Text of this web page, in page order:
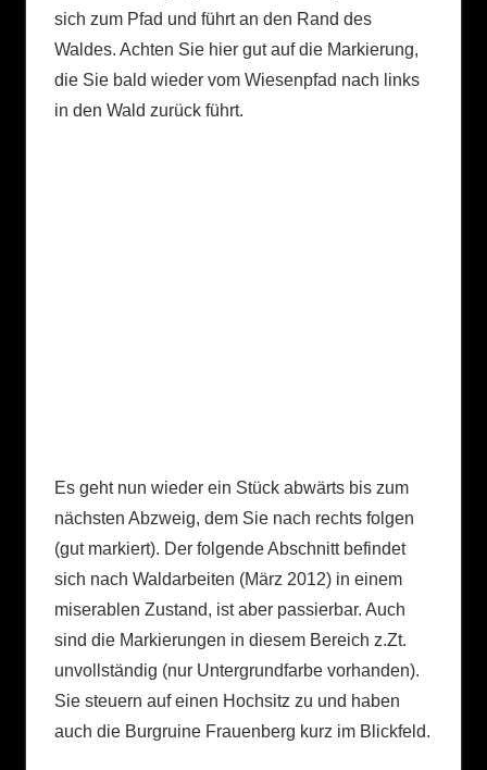
sich zum Pfad und führt an den Rand des
Waldes. Achten Sie hier gut auf die Markierung,
die Sie bald wieder vom Wiesenpfad nach links
in den Wald zurück führt.
Es geht nun wieder ein Stück abwärts bis zum
nächsten Abzweig, dem Sie nach rechts folgen
(gut markiert). Der folgende Abschnitt befindet
sich nach Waldarbeiten (März 2012) in einem
miserablen Zustand, ist aber passierbar. Auch
sind die Markierungen in diesem Bereich z.Zt.
unvollständig (nur Untergrundfarbe vorhanden).
Sie steuern auf einen Hochsitz zu und haben
auch die Burgruine Frauenberg kurz im Blickfeld.